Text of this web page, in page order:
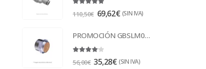
110,50€ 69,62€ (SIN IVA)
PROMOCIÓN GBSLM02 Escape 1/4
56,00€ 35,28€ (SIN IVA)